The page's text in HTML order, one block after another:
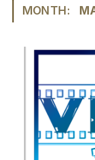
MONTH: